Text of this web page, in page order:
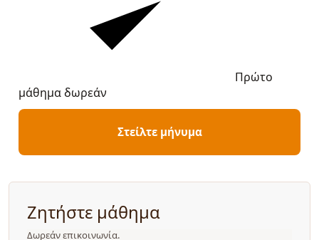
Πρώτο
μάθημα δωρεάν
Στείλτε μήνυμα
Ζητήστε μάθημα
Δωρεάν επικοινωνία.